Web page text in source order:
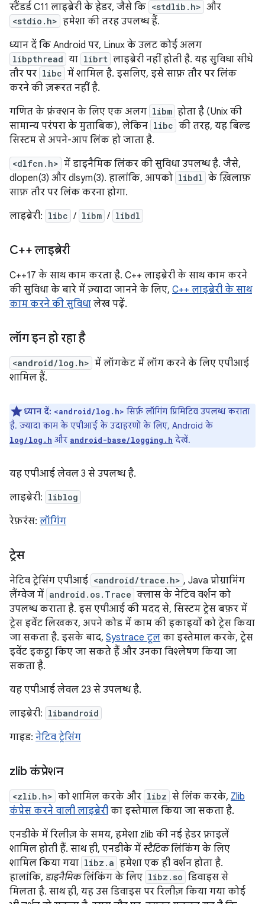
स्टैंडर्ड C11 लाइब्रेरी के हेडर, जैसे कि <stdlib.h> और
<stdio.h> हमेशा की तरह उपलब्ध हैं.
ध्यान दें कि Android पर, Linux के उलट कोई अलग
libpthread या librt लाइब्रेरी नहीं होती है. यह सुविधा सीधे
तौर पर libc में शामिल है. इसलिए, इसे साफ़ तौर पर लिंक
करने की ज़रूरत नहीं है.
गणित के फ़ंक्शन के लिए एक अलग libm होता है (Unix की
सामान्य परंपरा के मुताबिक), लेकिन libc की तरह, यह बिल्ड
सिस्टम से अपने-आप लिंक हो जाता है.
<dlfcn.h> में डाइनैमिक लिंकर की सुविधा उपलब्ध है. जैसे,
dlopen(3) और dlsym(3). हालांकि, आपको libdl के ख़िलाफ़
साफ़ तौर पर लिंक करना होगा.
लाइब्रेरी: libc / libm / libdl
C++ लाइब्रेरी
C++17 के साथ काम करता है. C++ लाइब्रेरी के साथ काम करने
की सुविधा के बारे में ज़्यादा जानने के लिए, C++ लाइब्रेरी के साथ
काम करने की सुविधा लेख पढ़ें.
लॉग इन हो रहा है
<android/log.h> में लॉगकेट में लॉग करने के लिए एपीआई
शामिल हैं.
ध्यान दें: <android/log.h> सिर्फ़ लॉगिंग प्रिमिटिव उपलब्ध कराता
है. ज़्यादा काम के एपीआई के उदाहरणों के लिए, Android के
log/log.h और android-base/logging.h देखें.
यह एपीआई लेवल 3 से उपलब्ध है.
लाइब्रेरी: liblog
रेफ़रंस: लॉगिंग
ट्रेस
नेटिव ट्रेसिंग एपीआई <android/trace.h> , Java प्रोग्रामिंग
लैंग्वेज में android.os.Trace क्लास के नेटिव वर्शन को
उपलब्ध कराता है. इस एपीआई की मदद से, सिस्टम ट्रेस बफ़र में
ट्रेस इवेंट लिखकर, अपने कोड में काम की इकाइयों को ट्रेस किया
जा सकता है. इसके बाद, Systrace टूल का इस्तेमाल करके, ट्रेस
इवेंट इकट्ठा किए जा सकते हैं और उनका विश्लेषण किया जा
सकता है.
यह एपीआई लेवल 23 से उपलब्ध है.
लाइब्रेरी: libandroid
गाइड: नेटिव ट्रेसिंग
zlib कंप्रेशन
<zlib.h> को शामिल करके और libz से लिंक करके, Zlib
कंप्रेस करने वाली लाइब्रेरी का इस्तेमाल किया जा सकता है.
एनडीके में रिलीज़ के समय, हमेशा zlib की नई हेडर फ़ाइलें
शामिल होती हैं. साथ ही, एनडीके में स्टैटिकलिंकिंग के लिए
शामिल किया गया libz.a हमेशा एक ही वर्शन होता है.
हालांकि, डाइनैमिकलिंकिंग के लिए libz.so डिवाइस से
मिलता है. साथ ही, यह उस डिवाइस पर रिलीज़ किया गया कोई